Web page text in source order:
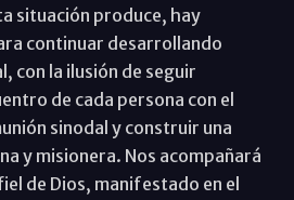
situación produce, hay
continuar desarrollando
con la ilusión de seguir
de cada persona con el
sinodal y construir una
y misionera. Nos acompañará
de Dios, manifestado en el